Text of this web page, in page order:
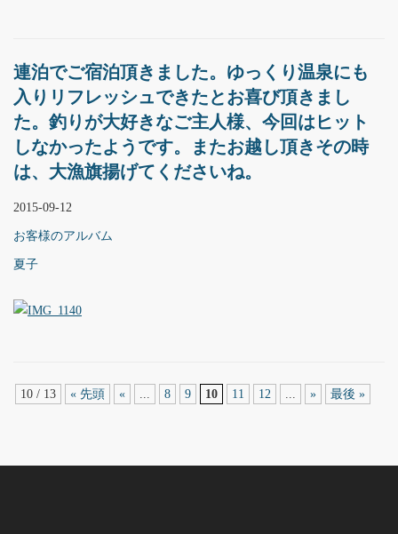
連泊でご宿泊頂きました。ゆっくり温泉にも
入りリフレッシュできたとお喜び頂きまし
た。釣りが大好きなご主人様、今回はヒット
しなかったようです。またお越し頂きその時
は、大漁旗揚げてくださいね。
2015-09-12
お客様のアルバム
夏子
10 / 13 « 先頭 « ... 8 9 10 11 12 ... » 最後 »